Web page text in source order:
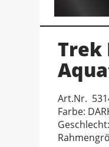
Trek
Art.Nr.
Farbe: